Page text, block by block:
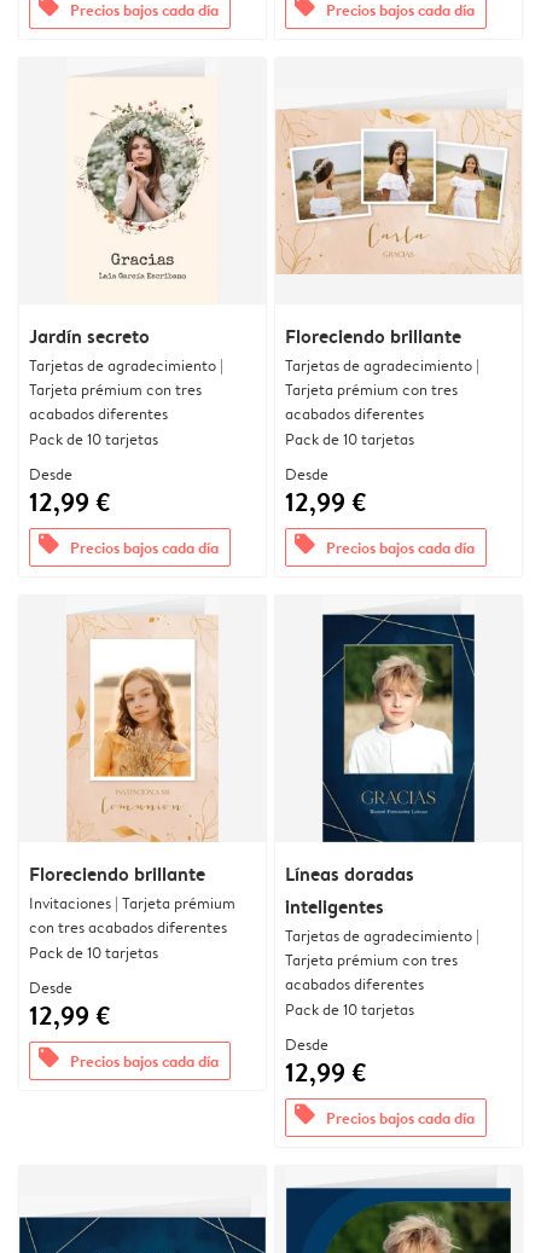
offers Precios bajos cada día offers Precios bajos cada día
Jardín secreto
Tarjetas de agradecimiento |
Tarjeta prémium con tres
acabados diferentes
Pack de 10 tarjetas
Desde
12,99 €
offers Precios bajos cada día
Floreciendo brillante
Tarjetas de agradecimiento |
Tarjeta prémium con tres
acabados diferentes
Pack de 10 tarjetas
Desde
12,99 €
offers Precios bajos cada día
Floreciendo brillante
Invitaciones | Tarjeta prémium
con tres acabados diferentes
Pack de 10 tarjetas
Desde
12,99 €
offers Precios bajos cada día
Líneas doradas
inteligentes
Tarjetas de agradecimiento |
Tarjeta prémium con tres
acabados diferentes
Pack de 10 tarjetas
Desde
12,99 €
offers Precios bajos cada día